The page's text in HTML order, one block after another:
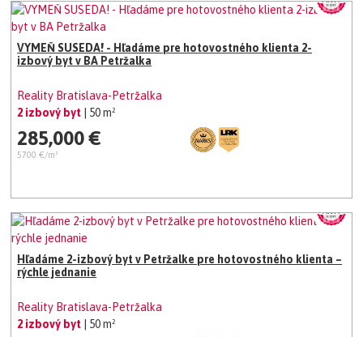
VYMEŇ SUSEDA! - Hľadáme pre hotovostného klienta 2-
izbový byt v BA Petržalka
Reality Bratislava-Petržalka
2 izbový byt
| 50 m²
285,000 €
5700 €/m²
Hľadáme 2-izbový byt v Petržalke pre hotovostného klienta –
rýchle jednanie
Reality Bratislava-Petržalka
2 izbový byt
| 50 m²